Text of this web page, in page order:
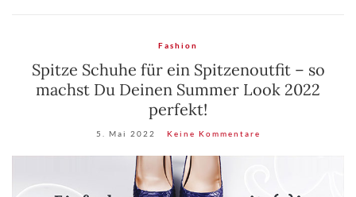
Fashion
Spitze Schuhe für ein Spitzenoutfit – so
machst Du Deinen Summer Look 2022
perfekt!
5. Mai 2022 Keine Kommentare